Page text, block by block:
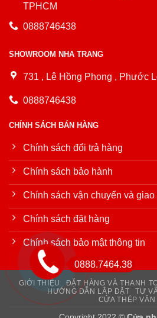
TPHCM
0888746438
SHOWROOM NHA TRANG
731 , Lê Hồng Phong , Phước
0888746438
CHÍNH SÁCH BÁN HÀNG
Chính sách đổi trả hàng
Chính sách bảo hành
Chính sách vận chuyển và giao
Chính sách đặt hàng
Chính sách bảo mật thông tin
GIỚI THIỆU ĐẶT HÀNG VÀ THANH
HƯỚNG DẪN LẮP ĐẶT
TƯ
CỬA THÉP VÂN
0888.7464.38